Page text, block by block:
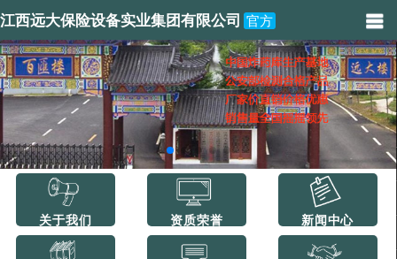
江西远大保险设备实业集团有限公司 官方
关于我们 资质荣誉 新闻中心